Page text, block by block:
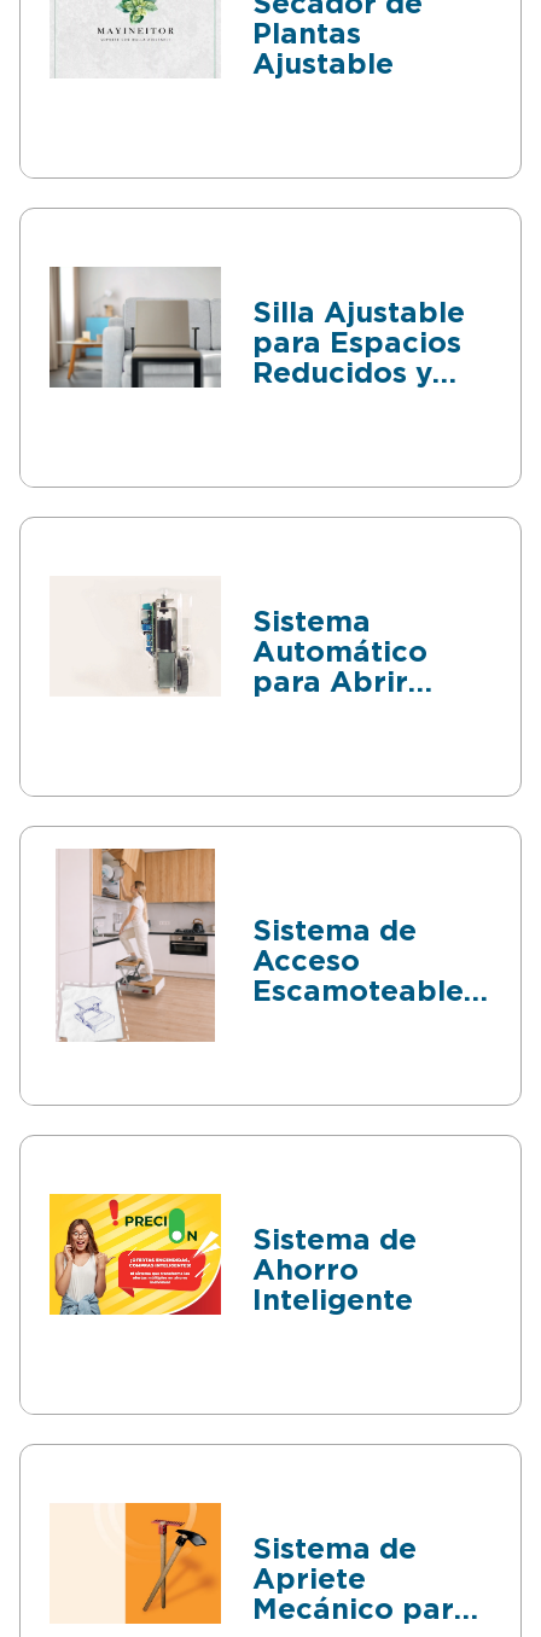
Plantas
Ajustable
Silla Ajustable
para Espacios
Reducidos y
Sistema
Automático
para Abrir
Sistema de
Acceso
Escamoteable
Sistema de
Ahorro
Inteligente
Sistema de
Apriete
Mecánico para